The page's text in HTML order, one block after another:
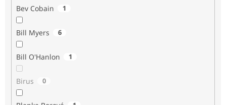
Bev Cobain 1
Bill Myers 6
Bill O'Hanlon 1
Birus 0